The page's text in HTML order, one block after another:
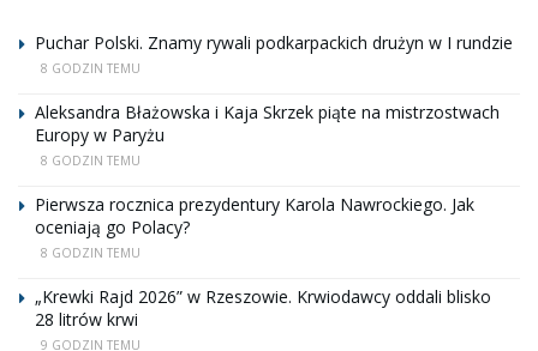
Puchar Polski. Znamy rywali podkarpackich drużyn w I rundzie
8 GODZIN TEMU
Aleksandra Błażowska i Kaja Skrzek piąte na mistrzostwach
Europy w Paryżu
8 GODZIN TEMU
Pierwsza rocznica prezydentury Karola Nawrockiego. Jak
oceniają go Polacy?
8 GODZIN TEMU
„Krewki Rajd 2026” w Rzeszowie. Krwiodawcy oddali blisko
28 litrów krwi
9 GODZIN TEMU